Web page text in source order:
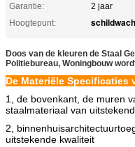
Garantie:
2 jaar
Hoogtepunt:
Doos van de kleuren de Staal
Politiebureau, Woningbouw
De Materiële
1, de bovenkant, de muren
staalmateriaal van
2,
uitstekende kwaliteit